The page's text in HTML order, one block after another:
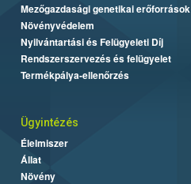
Mezőgazdasági genetikai erőforrások
Növényvédelem
Nyilvántartási és Felügyeleti Díj
Rendszerszervezés és felügyelet
Termékpálya-ellenőrzés
Ügyintézés
Élelmiszer
Állat
Növény